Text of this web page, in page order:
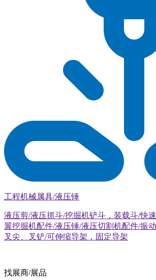
工程机械属具/液压锤
液压剪/液压抓斗/挖掘机铲斗，装载斗/快
翼挖掘机配件/液压锤/液压切割机配件/振
叉尖、叉铲/可伸缩导架，固定导架
找展商/展品